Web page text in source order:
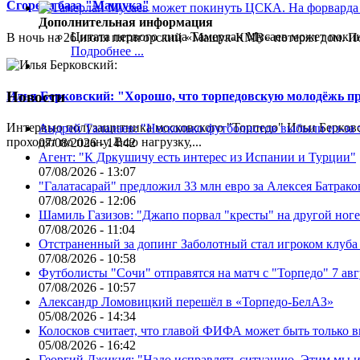
Сгорела база "Машука"
В ночь на 26 июля пятигорский «Машук-КМВ» потерял дом.
Илья Берковский: "Хорошо, что торпедовскую молодёжь
Интервью полузащитника московского "Торпедо" Ильи
проходят по плану. Всю нагрузку,...
Дополнительная информация
Цитата первого лица Тамерлан Мусаев может
Подробнее ...
Новости
Андрей Талалаев: "Несколько футболистов выбыли из-
07/08/2026 - 14:42
Агент: "К Дркушичу есть интерес из Испании и Турции"
07/08/2026 - 13:07
"Галатасарай" предложил 33 млн евро за Алексея
07/08/2026 - 12:06
Шамиль Газизов: "Джапо порвал "кресты" на другой
07/08/2026 - 11:04
Отстраненный за допинг Заболотный стал игроком
07/08/2026 - 10:58
Футболисты "Сочи" отправятся на матч с "Торпедо" 7
07/08/2026 - 10:57
Александр Ломовицкий перешёл в «Торпедо-БелАЗ»
05/08/2026 - 14:34
Колосков считает, что главой ФИФА может быть только
05/08/2026 - 16:42